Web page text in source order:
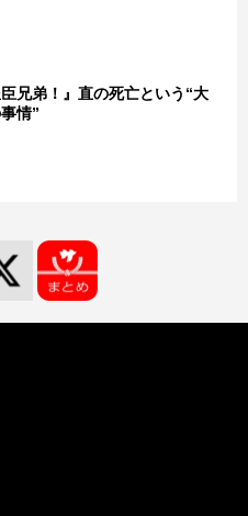
臣兄弟！』直の死亡という“大
情”